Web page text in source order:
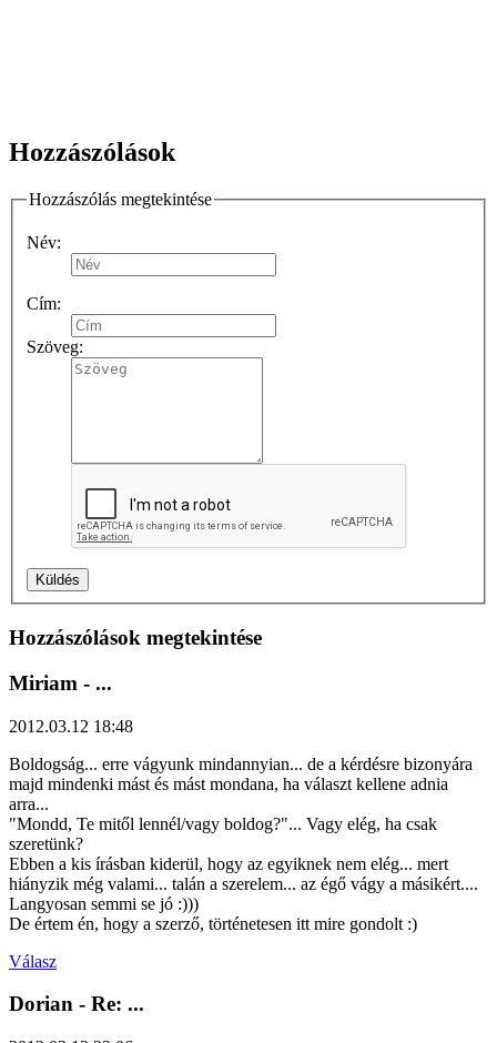
Hozzászólások
Hozzászólás megtekintése
Név:
Cím:
Szöveg:
Hozzászólások megtekintése
Miriam - ...
2012.03.12 18:48
Boldogság... erre vágyunk mindannyian... de a kérdésre bizonyára
majd mindenki mást és mást mondana, ha választ kellene adnia
arra...
"Mondd, Te mitől lennél/vagy boldog?"... Vagy elég, ha csak
szeretünk?
Ebben a kis írásban kiderül, hogy az egyiknek nem elég... mert
hiányzik még valami... talán a szerelem... az égő vágy a másikért....
Langyosan semmi se jó :)))
De értem én, hogy a szerző, történetesen itt mire gondolt :)
Válasz
Dorian - Re: ...